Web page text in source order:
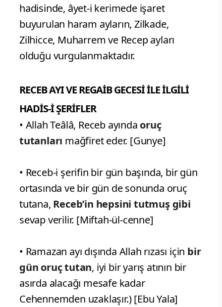
hadisinde, âyet-i kerimede işaret
buyurulan haram ayların, Zilkade,
Zilhicce, Muharrem ve Recep ayları
olduğu vurgulanmaktadır.
RECEB AYI VE REGAİB GECESİ İLE İLGİLİ
HADİS-İ ŞERİFLER
• Allah Teâlâ, Receb ayında oruç
tutanları mağfiret eder. [Gunye]
• Receb-i şerifin bir gün başında, bir gün
ortasında ve bir gün de sonunda oruç
tutana, Receb’in hepsini tutmuş gibi
sevap verilir. [Miftah-ül-cenne]
• Ramazan ayı dışında Allah rızası için bir
gün oruç tutan, iyi bir yarış atının bir
asırda alacağı mesafe kadar
Cehennemden uzaklaşır.) [Ebu Yala]